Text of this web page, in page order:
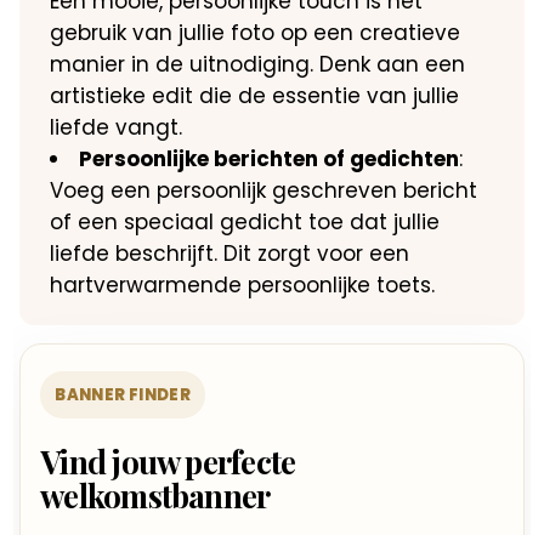
gebruik van jullie foto op een creatieve
manier in de uitnodiging. Denk aan een
artistieke edit die de essentie van jullie
liefde vangt.
Persoonlijke berichten of gedichten:
Voeg een persoonlijk geschreven bericht
of een speciaal gedicht toe dat jullie
liefde beschrijft. Dit zorgt voor een
hartverwarmende persoonlijke toets.
BANNER FINDER
Vind jouw perfecte
welkomstbanner